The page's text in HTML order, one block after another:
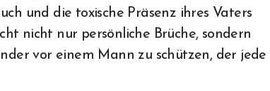
und die toxische Präsenz ihres Vaters
nicht nur persönliche Brüche, sondern
vor einem Mann zu schützen, der jede